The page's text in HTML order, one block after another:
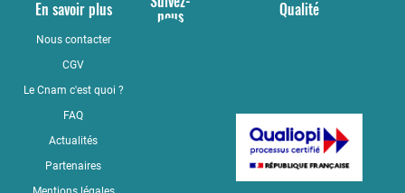
En savoir plus
Nous contacter
CGV
Le Cnam c'est quoi ?
FAQ
Actualités
Partenaires
nous
Facebook
Qualité